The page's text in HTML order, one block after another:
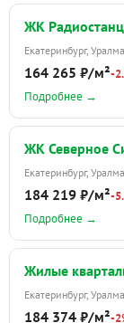
ЖК
Екатеринбург,
164 265 ₽/м²-
Подробнее →
ЖК Северное
Екатеринбург,
184 219 ₽/м²-
Подробнее →
Жилые
Екатеринбург,
184 374 ₽/м²-